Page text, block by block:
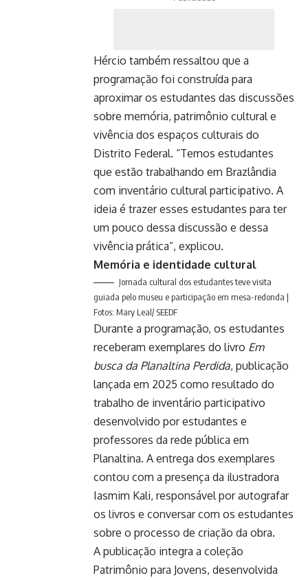
Hércio também ressaltou que a
programação foi construída para
aproximar os estudantes das discussões
sobre memória, patrimônio cultural e
vivência dos espaços culturais do
Distrito Federal. “Temos estudantes
que estão trabalhando em Brazlândia
com inventário cultural participativo. A
ideia é trazer esses estudantes para ter
um pouco dessa discussão e dessa
vivência prática”, explicou.
Memória e identidade cultural
Jornada cultural dos estudantes teve visita
guiada pelo museu e participação em mesa-redonda |
Fotos: Mary Leal/ SEEDF
Durante a programação, os estudantes
receberam exemplares do livro Em
busca da Planaltina Perdida, publicação
lançada em 2025 como resultado do
trabalho de inventário participativo
desenvolvido por estudantes e
professores da rede pública em
Planaltina. A entrega dos exemplares
contou com a presença da ilustradora
Iasmim Kali, responsável por autografar
os livros e conversar com os estudantes
sobre o processo de criação da obra.
A publicação integra a coleção
Patrimônio para Jovens, desenvolvida